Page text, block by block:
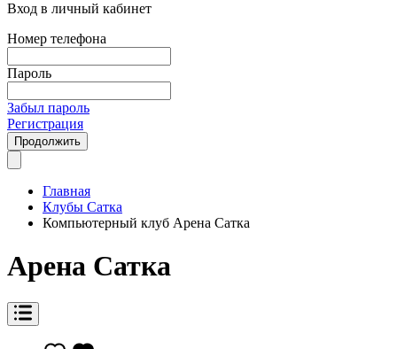
Вход в личный кабинет
Номер телефона
Пароль
Забыл пароль
Регистрация
Продолжить
Главная
Клубы Сатка
Компьютерный клуб Арена Cатка
Арена Cатка